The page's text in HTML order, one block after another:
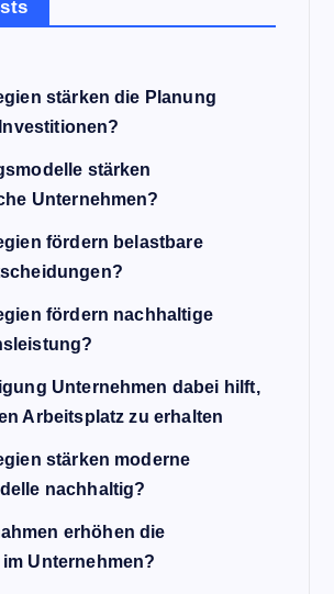
stärken die Planung
stärken
Unternehmen?
fördern belastbare
fördern nachhaltige
Unternehmen dabei hilft,
Arbeitsplatz zu erhalten
stärken moderne
nachhaltig?
erhöhen die
Unternehmen?